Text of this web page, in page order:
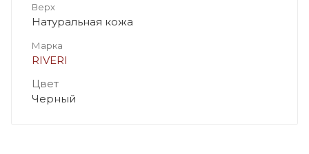
Верх
Натуральная кожа
Марка
RIVERI
Цвет
Черный